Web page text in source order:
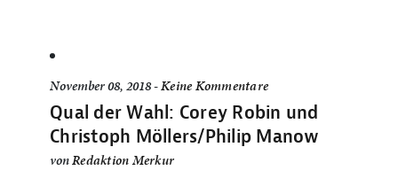
November 08, 2018 -Keine Kommentare
Qual der Wahl: Corey Robin und
Christoph Möllers/Philip Manow
vonRedaktion Merkur